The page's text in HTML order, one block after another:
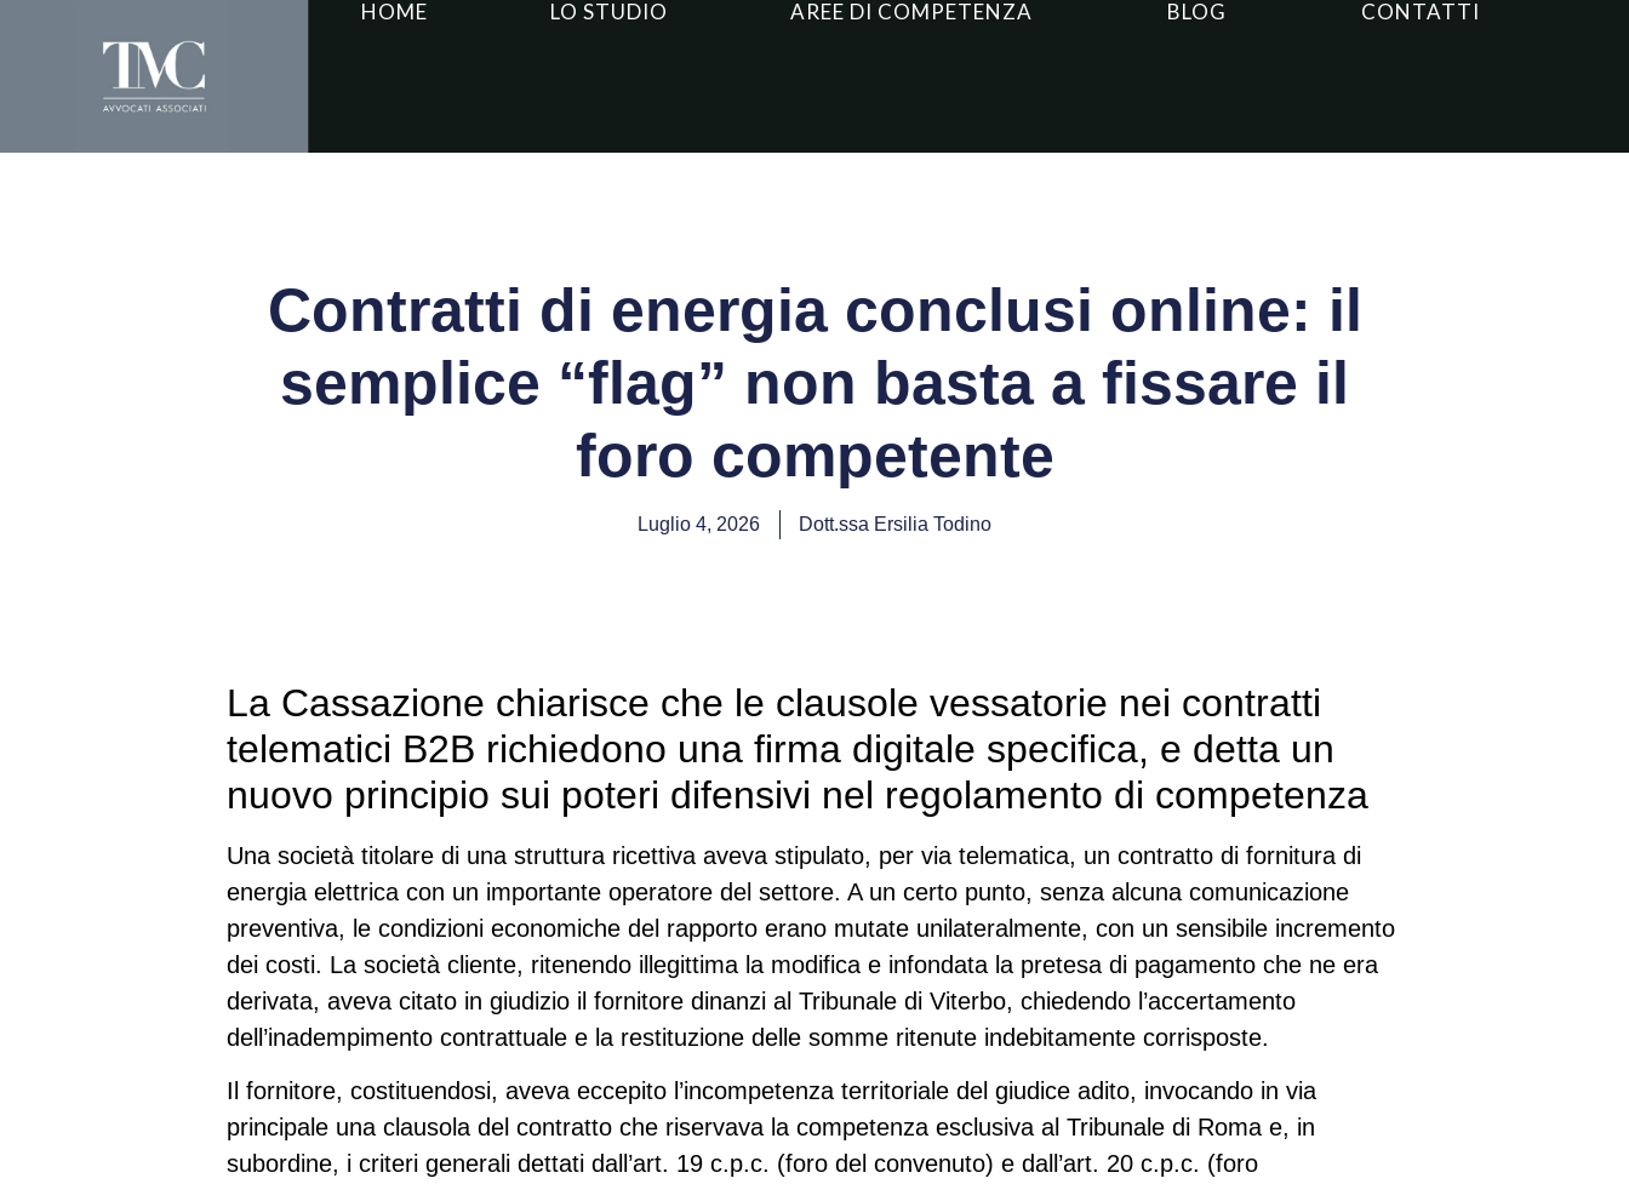
HOME LO STUDIO AREE DI COMPETENZA BLOG CONTATTI
Contratti di energia conclusi online: il
semplice “flag” non basta a fissare il
foro competente
Luglio 4, 2026 Dott.ssa Ersilia Todino
La Cassazione chiarisce che le clausole vessatorie nei contratti
telematici B2B richiedono una firma digitale specifica, e detta un
nuovo principio sui poteri difensivi nel regolamento di competenza
Una società titolare di una struttura ricettiva aveva stipulato, per via telematica, un contratto di fornitura di
energia elettrica con un importante operatore del settore. A un certo punto, senza alcuna comunicazione
preventiva, le condizioni economiche del rapporto erano mutate unilateralmente, con un sensibile incremento
dei costi. La società cliente, ritenendo illegittima la modifica e infondata la pretesa di pagamento che ne era
derivata, aveva citato in giudizio il fornitore dinanzi al Tribunale di Viterbo, chiedendo l’accertamento
dell’inadempimento contrattuale e la restituzione delle somme ritenute indebitamente corrisposte.
Il fornitore, costituendosi, aveva eccepito l’incompetenza territoriale del giudice adito, invocando in via
principale una clausola del contratto che riservava la competenza esclusiva al Tribunale di Roma e, in
subordine, i criteri generali dettati dall’art. 19 c.p.c. (foro del convenuto) e dall’art. 20 c.p.c. (foro